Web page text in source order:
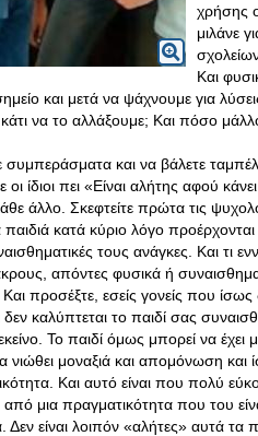
χρήσης
μιλάνε
Και
και μετά να ψάχνουμε για
να το αλλάξουμε; Και πόσο
συμπεράσματα και να βάλετε
οι ίδιοι πει «Είναι αλήτης αφού
άλλο. Σκεφτείτε πρώτα τις
κατά κύριο λόγο
τους ανάγκες. Και τι
απόντες φυσικά ή
προσέξτε, εσείς γονείς που
καλύπτεται το παιδί σας
Το παιδί όμως μπορεί να
νιώθει μοναξιά και απομόνωση και
Και αυτό είναι που πολύ
μια πραγματικότητα που του
Δεν είναι λοιπόν «αλήτες» αυτά